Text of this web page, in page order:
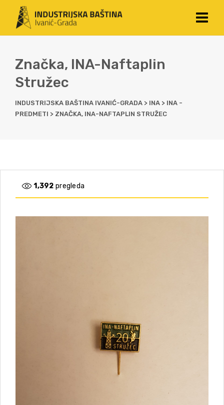
Značka, INA-Naftaplin
Stružec
INDUSTRIJSKA BAŠTINA IVANIĆ-GRADA > INA > INA -
PREDMETI > ZNAČKA, INA-NAFTAPLIN STRUŽEC
1,392 pregleda